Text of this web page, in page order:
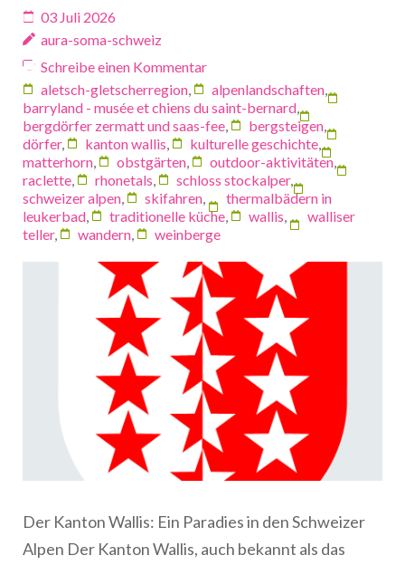
03 Juli 2026
aura-soma-schweiz
Schreibe einen Kommentar
aletsch-gletscherregion
alpenlandschaften
barryland - musée et chiens du saint-bernard
bergdörfer zermatt und saas-fee
bergsteigen
dörfer, kanton wallis kulturelle geschichte
matterhorn
obstgärten outdoor-aktivitäten
raclette
rhonetals schloss stockalper,
schweizer alpen
skifahren
thermalbädern in
leukerbad
traditionelle küche wallis
walliser
teller, wandern weinberge
Der Kanton Wallis: Ein Paradies in den Schweizer
Alpen Der Kanton Wallis, auch bekannt als das